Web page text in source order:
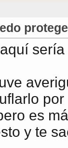
es
y te